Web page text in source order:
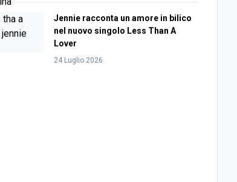
Jennie racconta un amore in bilico
nel nuovo singolo Less Than A
Lover
24 Luglio 2026